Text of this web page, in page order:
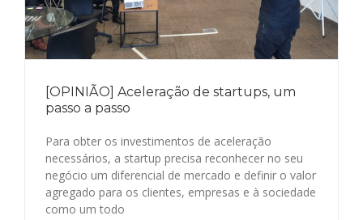
[OPINIÃO] Aceleração de startups, um
passo a passo
Para obter os investimentos de aceleração
necessários, a startup precisa reconhecer no seu
negócio um diferencial de mercado e definir o valor
agregado para os clientes, empresas e à sociedade
como um todo